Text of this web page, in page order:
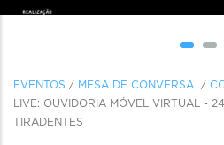
EVENTOS / MESA DE CONVERSA /
LIVE: OUVIDORIA MÓVEL VIRTUAL -
TIRADENTES